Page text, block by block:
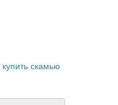
купить скамью